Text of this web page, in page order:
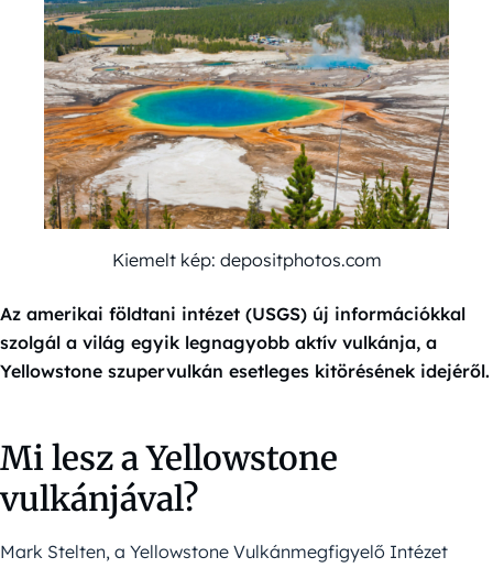
Kiemelt kép: depositphotos.com
Az amerikai földtani intézet (USGS) új információkkal
szolgál a világ egyik legnagyobb aktív vulkánja, a
Yellowstone szupervulkán esetleges kitörésének idejéről.
Mi lesz a Yellowstone
vulkánjával?
Mark Stelten, a Yellowstone Vulkánmegfigyelő Intézet